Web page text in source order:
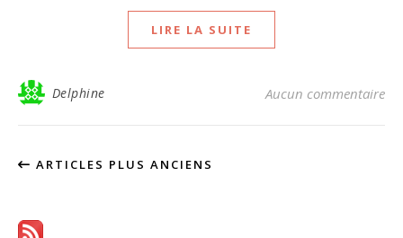
LIRE LA SUITE
Delphine Aucun commentaire
ARTICLES PLUS ANCIENS